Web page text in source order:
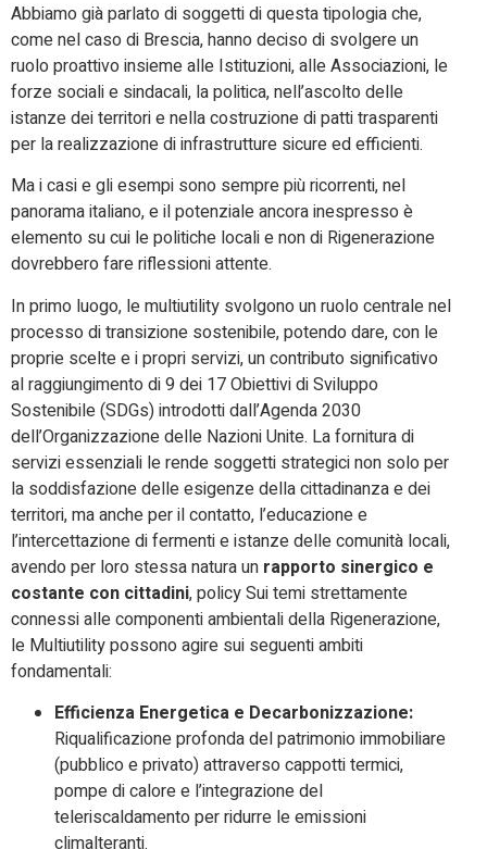
Abbiamo già parlato di soggetti di questa tipologia che,
come nel caso di Brescia, hanno deciso di svolgere un
ruolo proattivo insieme alle Istituzioni, alle Associazioni, le
forze sociali e sindacali, la politica, nell’ascolto delle
istanze dei territori e nella costruzione di patti trasparenti
per la realizzazione di infrastrutture sicure ed efficienti.
Ma i casi e gli esempi sono sempre più ricorrenti, nel
panorama italiano, e il potenziale ancora inespresso è
elemento su cui le politiche locali e non di Rigenerazione
dovrebbero fare riflessioni attente.
In primo luogo, le multiutility svolgono un ruolo centrale nel
processo di transizione sostenibile, potendo dare, con le
proprie scelte e i propri servizi, un contributo significativo
al raggiungimento di 9 dei 17 Obiettivi di Sviluppo
Sostenibile (SDGs) introdotti dall’Agenda 2030
dell’Organizzazione delle Nazioni Unite. La fornitura di
servizi essenziali le rende soggetti strategici non solo per
la soddisfazione delle esigenze della cittadinanza e dei
territori, ma anche per il contatto, l’educazione e
l’intercettazione di fermenti e istanze delle comunità locali,
avendo per loro stessa natura un rapporto sinergico e
costante con cittadini, policy Sui temi strettamente
connessi alle componenti ambientali della Rigenerazione,
le Multiutility possono agire sui seguenti ambiti
fondamentali:
Efficienza Energetica e Decarbonizzazione:
Riqualificazione profonda del patrimonio immobiliare
(pubblico e privato) attraverso cappotti termici,
pompe di calore e l’integrazione del
teleriscaldamento per ridurre le emissioni